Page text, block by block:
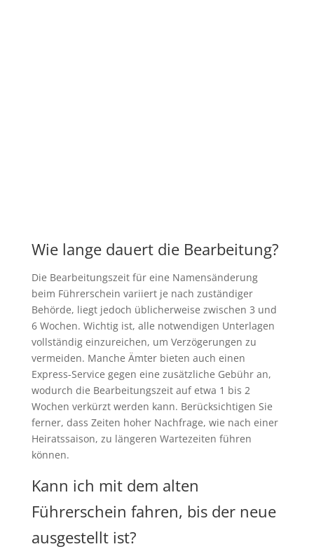
Wie lange dauert die Bearbeitung?
Die Bearbeitungszeit für eine Namensänderung
beim Führerschein variiert je nach zuständiger
Behörde, liegt jedoch üblicherweise zwischen 3 und
6 Wochen. Wichtig ist, alle notwendigen Unterlagen
vollständig einzureichen, um Verzögerungen zu
vermeiden. Manche Ämter bieten auch einen
Express-Service gegen eine zusätzliche Gebühr an,
wodurch die Bearbeitungszeit auf etwa 1 bis 2
Wochen verkürzt werden kann. Berücksichtigen Sie
ferner, dass Zeiten hoher Nachfrage, wie nach einer
Heiratssaison, zu längeren Wartezeiten führen
können.
Kann ich mit dem alten
Führerschein fahren, bis der neue
ausgestellt ist?